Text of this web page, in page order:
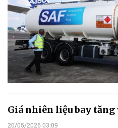
Giá nhiên liệu bay tăng
20/05/2026 03:09